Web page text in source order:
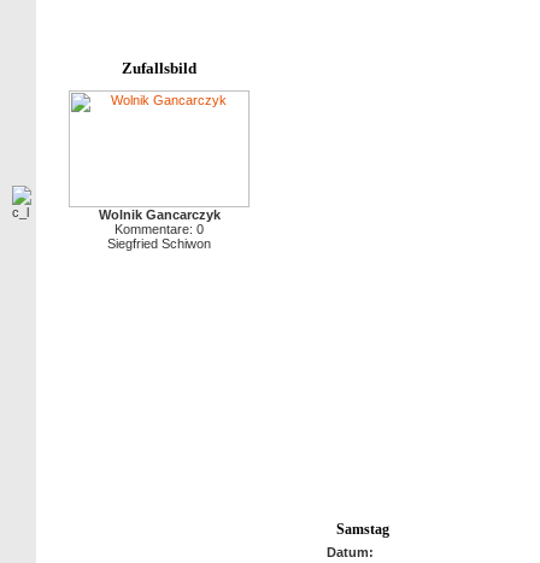
Zufallsbild
Wolnik Gancarczyk
Kommentare: 0
Siegfried Schiwon
Samstag
Datum: